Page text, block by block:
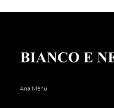
Ana Menü